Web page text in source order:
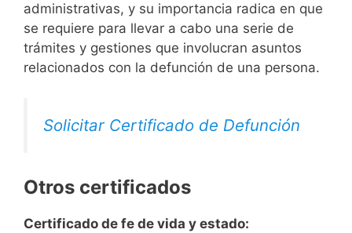
administrativas, y su importancia radica en que
se requiere para llevar a cabo una serie de
trámites y gestiones que involucran asuntos
relacionados con la defunción de una persona.
Solicitar Certificado de Defunción
Otros certificados
Certificado de fe de vida y estado: